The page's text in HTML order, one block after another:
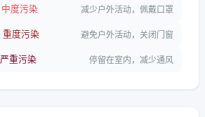
中度污染 减少户外活动，佩戴口罩
重度污染 避免户外活动，关闭门窗
严重污染 停留在室内，减少通风